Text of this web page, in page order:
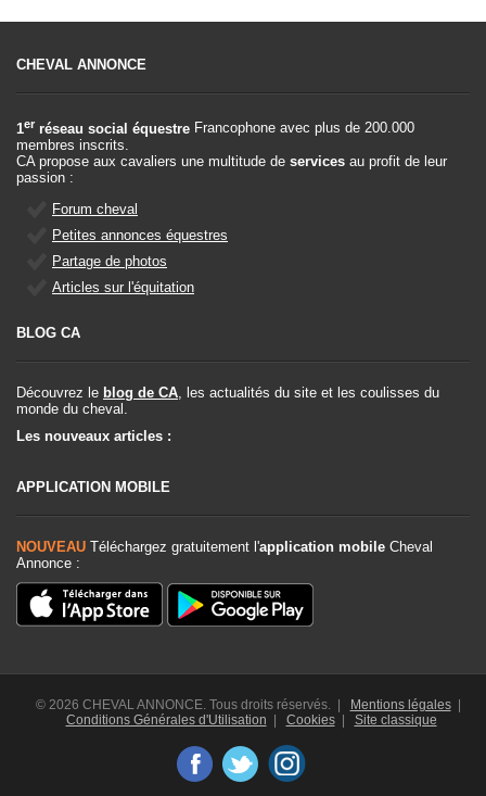
CHEVAL ANNONCE
1er réseau social équestre Francophone avec plus de 200.000
membres inscrits.
CA propose aux cavaliers une multitude de services au profit de leur
passion :
Forum cheval
Petites annonces équestres
Partage de photos
Articles sur l'équitation
BLOG CA
Découvrez le blog de CA , les actualités du site et les coulisses du
monde du cheval.
Les nouveaux articles :
APPLICATION MOBILE
NOUVEAU Téléchargez gratuitement l'application mobile Cheval
Annonce :
© 2026 CHEVAL ANNONCE. Tous droits réservés. | Mentions légales|
Conditions Générales d'Utilisation | Cookies| Site classique